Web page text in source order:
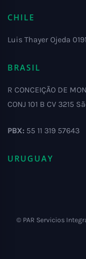
CHILE
Luis Thayer Ojeda
BRASIL
R CONCEIÇÃO DE
CONJ 101 B CV 3215
PBX: 55 11 319 57643
URUGUAY
© PAR Servicios